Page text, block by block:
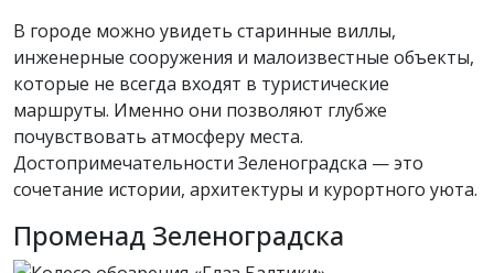
В городе можно увидеть старинные виллы,
инженерные сооружения и малоизвестные объекты,
которые не всегда входят в туристические
маршруты. Именно они позволяют глубже
почувствовать атмосферу места.
Достопримечательности Зеленоградска — это
сочетание истории, архитектуры и курортного уюта.
Променад Зеленоградска